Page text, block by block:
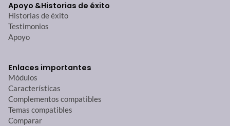
Apoyo &Historias de éxito
Historias de éxito
Testimonios
Apoyo
Enlaces importantes
Módulos
Características
Complementos compatibles
Temas compatibles
Comparar